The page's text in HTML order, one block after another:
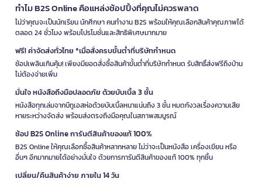
ทำไม B2S Online คือแหล่งช้อปปิ้งที่คุณไม่ควรพลาด
ไม่ว่าคุณจะเป็นนักเรียน นักศึกษา คนทำงาน B2S พร้อมให้คุณเลือกสินค้าคุณภาพได้
ตลอด 24 ชั่วโมง พร้อมโปรโมชั่นและสิทธิพิเศษมากมาย
ฟรี! ค่าจัดส่งทั่วไทย *เมื่อสั่งครบขั้นต่ำที่บริษัทกำหนด
ช้อปเพลินเกินคุ้ม! เพียงมียอดสั่งซื้อสินค้าขั้นต่ำที่บริษัทกำหนด รับสิทธิ์ส่งฟรีถึงบ้าน
ไม่ต้องจ่ายเพิ่ม
มั่นใจ หนังสือถึงมือปลอดภัย ด้วยบับเบิ้ล 3 ชั้น
หนังสือทุกเล่มจากบีทูเอสห่อด้วยบับเบิ้ลหนาแน่นถึง 3 ชั้น หมดกังวลเรื่องความเสีย
หายระหว่างจัดส่ง พร้อมส่งตรงถึงมือคุณในสภาพสมบูรณ์
ช้อป B2S Online การันตีสินค้าของแท้ 100%
B2S Online ให้คุณเลือกซื้อสินค้าหลากหลาย ไม่ว่าจะเป็นหนังสือ เครื่องเขียน หรือ
อื่นๆ อีกมากมายได้อย่างมั่นใจ ด้วยการการันตีสินค้าของแท้ 100% ทุกชิ้น
เปลี่ยน/คืนสินค้าง่าย ภายใน 14 วัน